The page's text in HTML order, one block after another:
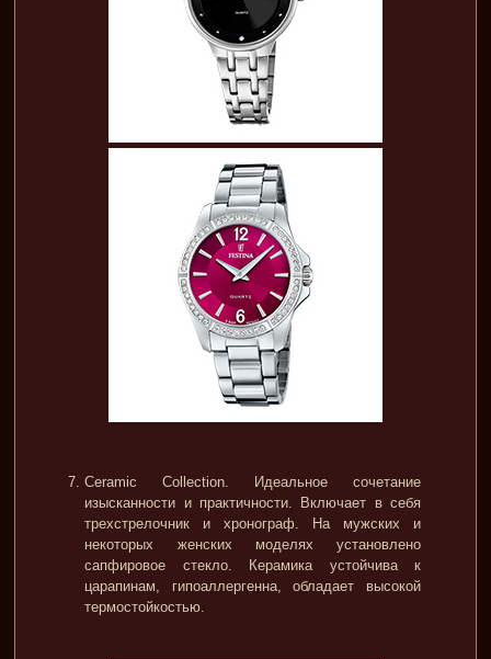
Ceramic Collection. Идеальное сочетание
изысканности и практичности. Включает в себя
трехстрелочник и хронограф. На мужских и
некоторых женских моделях установлено
сапфировое стекло. Керамика устойчива к
царапинам, гипоаллергенна, обладает высокой
термостойкостью.